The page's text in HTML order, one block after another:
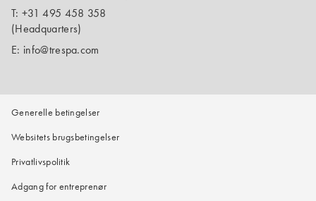
T: +31 495 458 358
(Headquarters)
E: info@trespa.com
Generelle betingelser
Websitets brugsbetingelser
Privatlivspolitik
Adgang for entreprenør